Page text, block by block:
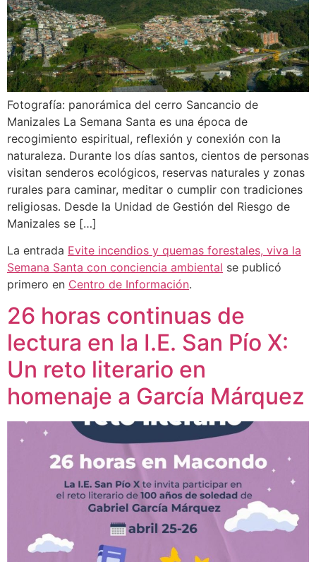
Fotografía: panorámica del cerro Sancancio de
Manizales La Semana Santa es una época de
recogimiento espiritual, reflexión y conexión con la
naturaleza. Durante los días santos, cientos de personas
visitan senderos ecológicos, reservas naturales y zonas
rurales para caminar, meditar o cumplir con tradiciones
religiosas. Desde la Unidad de Gestión del Riesgo de
Manizales se […]
La entrada Evite incendios y quemas forestales, viva la
Semana Santa con conciencia ambiental se publicó
primero en Centro de Información.
26 horas continuas de
lectura en la I.E. San Pío X:
Un reto literario en
homenaje a García Márquez